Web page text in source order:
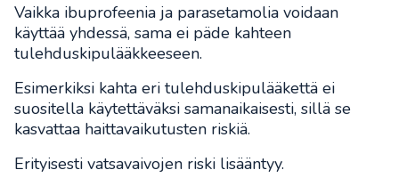
Vaikka ibuprofeenia ja parasetamolia voidaan
käyttää yhdessä, sama ei päde kahteen
tulehduskipulääkkeeseen.
Esimerkiksi kahta eri tulehduskipulääkettä ei
suositella käytettäväksi samanaikaisesti, sillä se
kasvattaa haittavaikutusten riskiä.
Erityisesti vatsavaivojen riski lisääntyy.